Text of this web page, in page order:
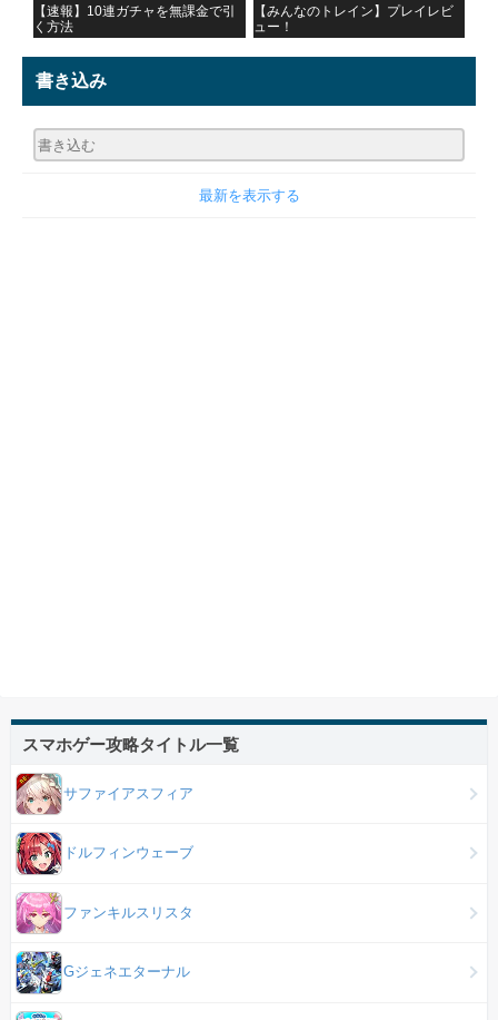
【速報】10連ガチャを無課金で引
く方法
【みんなのトレイン】プレイレビ
ュー！
書き込み
最新を表示する
スマホゲー攻略タイトル一覧
サファイアスフィア
ドルフィンウェーブ
ファンキルスリスタ
Gジェネエターナル